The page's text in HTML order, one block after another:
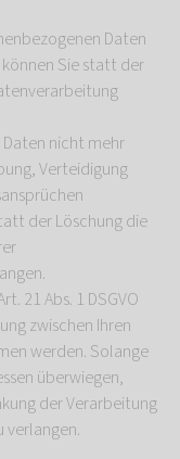
Daten
Sie statt der
nicht mehr
Verteidigung
der Löschung die
21 Abs. 1 DSGVO
zwischen Ihren
werden. Solange
überwiegen,
der Verarbeitung
verlangen.